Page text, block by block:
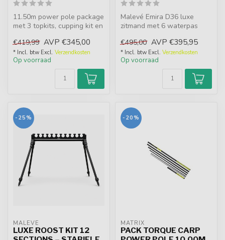
11.50m power pole package
met 3 topkits, cupping kit en
€419,99 AVP €345,00
* Incl. btw Excl. Verzendkosten
Op voorraad
Malevé Emira D36 luxe
zitmand met 6 waterpas
anti-slip ...
€495,00 AVP €395,95
* Incl. btw Excl. Verzendkosten
Op voorraad
-25%
MALEVÉ
LUXE ROOST KIT 12
-20%
MATRIX
PACK TORQUE CARP